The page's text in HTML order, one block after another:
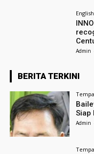
English
Admin
BERITA TERKINI
Siap
Admin